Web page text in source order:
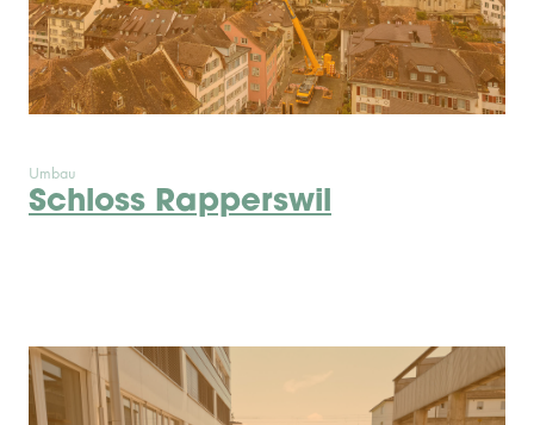
Umbau
Schloss Rapperswil